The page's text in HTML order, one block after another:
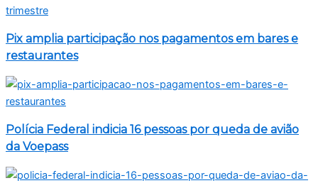
Pix amplia participação nos pagamentos em bares e
restaurantes
Polícia Federal indicia 16 pessoas por queda de avião
da Voepass